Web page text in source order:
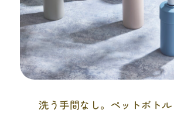
洗う手間なし。ペットボトル